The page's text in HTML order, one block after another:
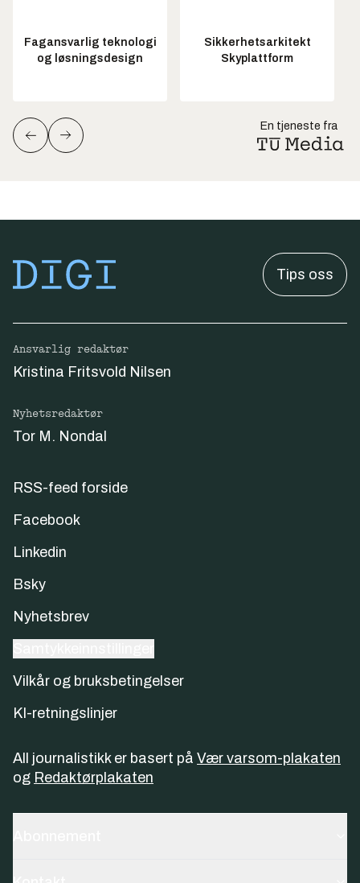
Fagansvarlig teknologi
og løsningsdesign
Sikkerhetsarkitekt
Skyplattform
En tjeneste fra
Tips oss
Ansvarlig redaktør
Kristina Fritsvold Nilsen
Nyhetsredaktør
Tor M. Nondal
RSS-feed forside
Facebook
Linkedin
Bsky
Nyhetsbrev
Vilkår og bruksbetingelser
KI-retningslinjer
All journalistikk er basert på Vær varsom-plakaten
og Redaktørplakaten